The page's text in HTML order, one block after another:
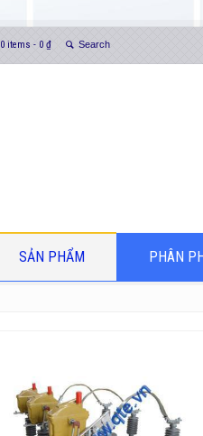
0 items - 0 ₫
SẢN PHẨM PHÂN